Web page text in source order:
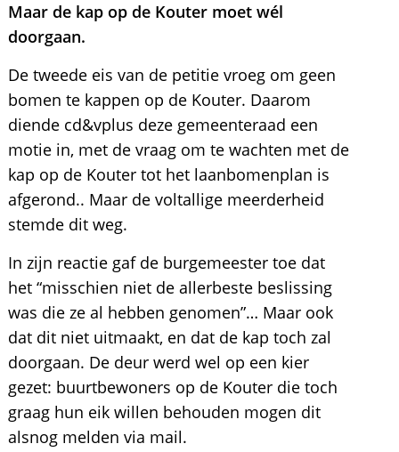
Maar de kap op de Kouter moet wél
doorgaan.
De tweede eis van de petitie vroeg om geen
bomen te kappen op de Kouter. Daarom
diende cd&vplus deze gemeenteraad een
motie in, met de vraag om te wachten met de
kap op de Kouter tot het laanbomenplan is
afgerond.. Maar de voltallige meerderheid
stemde dit weg.
In zijn reactie gaf de burgemeester toe dat
het “misschien niet de allerbeste beslissing
was die ze al hebben genomen”… Maar ook
dat dit niet uitmaakt, en dat de kap toch zal
doorgaan. De deur werd wel op een kier
gezet: buurtbewoners op de Kouter die toch
graag hun eik willen behouden mogen dit
alsnog melden via mail.